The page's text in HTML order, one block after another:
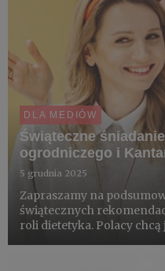
DLA MEDIÓW
Świąteczne
ogrodniczego i
5 grudnia 2025
Zapraszamy na
świątecznych
roli dietetyka. Polacy chcą